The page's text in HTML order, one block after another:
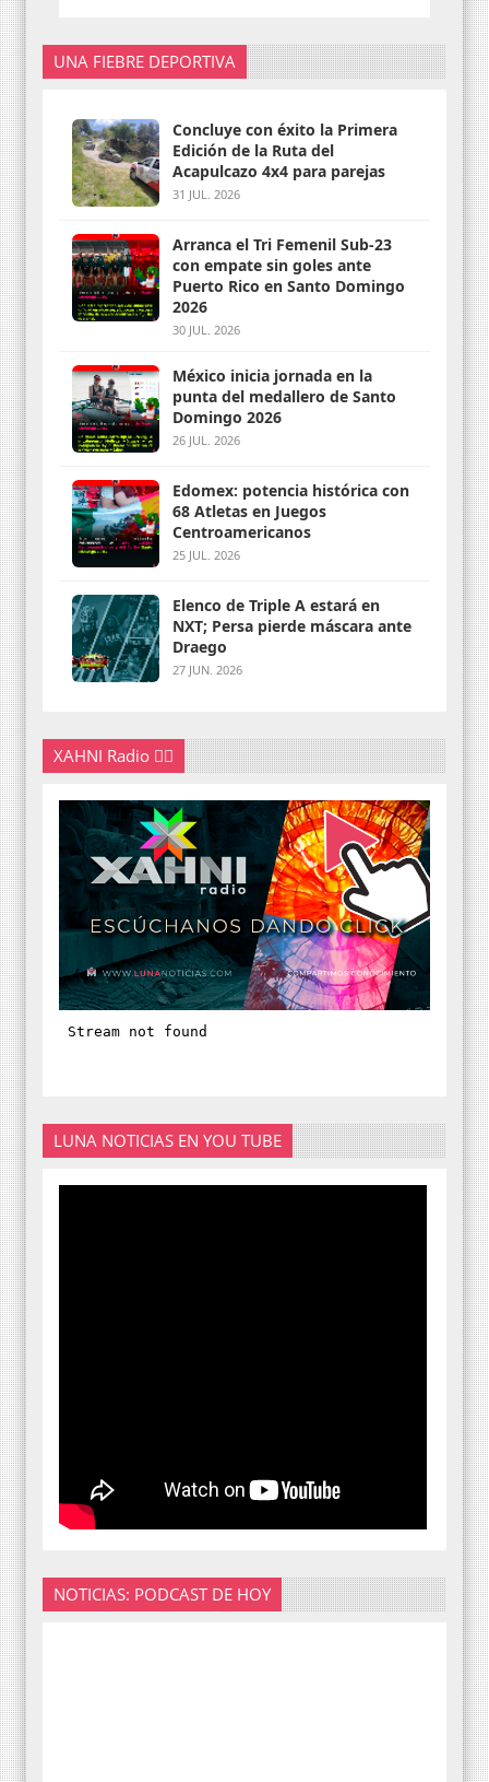
UNA FIEBRE DEPORTIVA
Concluye con éxito la Primera
Edición de la Ruta del
Acapulcazo 4x4 para parejas
31 JUL. 2026
Arranca el Tri Femenil Sub-23
con empate sin goles ante
Puerto Rico en Santo Domingo
2026
30 JUL. 2026
México inicia jornada en la
punta del medallero de Santo
Domingo 2026
26 JUL. 2026
Edomex: potencia histórica con
68 Atletas en Juegos
Centroamericanos
25 JUL. 2026
Elenco de Triple A estará en
NXT; Persa pierde máscara ante
Draego
27 JUN. 2026
XAHNI Radio 👇🏽
LUNA NOTICIAS EN YOU TUBE
NOTICIAS: PODCAST DE HOY